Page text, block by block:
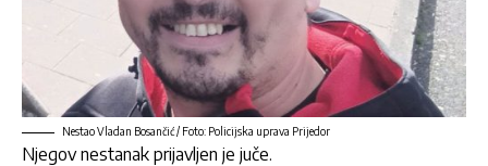
Nestao Vladan Bosančić / Foto: Policijska uprava Prijedor
Njegov nestanak prijavljen je juče.